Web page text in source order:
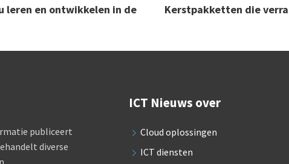
leren en ontwikkelen in de
Kerstpakketten die
publiceert
diverse
ICT Nieuws over
Cloud oplossingen
ICT diensten